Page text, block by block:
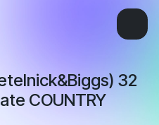
32
COUNTRY